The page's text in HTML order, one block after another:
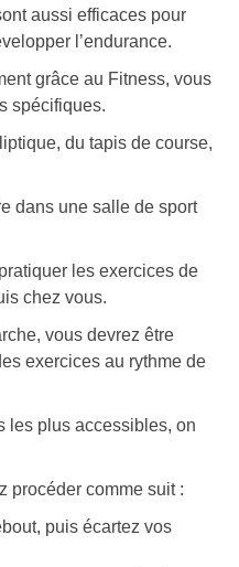
aussi efficaces pour
l’endurance.
grâce au Fitness, vous
spécifiques.
du tapis de course,
dans une salle de sport
les exercices de
chez vous.
vous devrez être
exercices au rythme de
les plus accessibles, on
procéder comme suit :
puis écartez vos